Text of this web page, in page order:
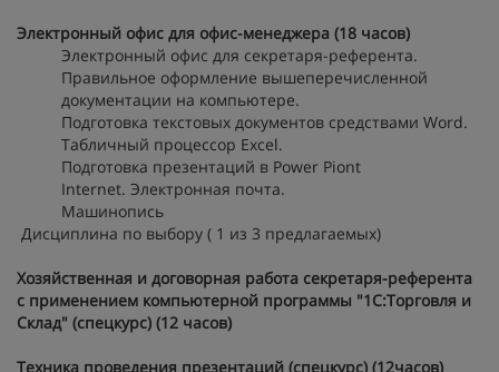
Электронный офис для офис-менеджера (18 часов)
Электронный офис для секретаря-референта.
Правильное оформление вышеперечисленной
документации на компьютере.
Подготовка текстовых документов средствами Word.
Табличный процессор Excel.
Подготовка презентаций в Power Piont
Internet. Электронная почта.
Машинопись
Дисциплина по выбору ( 1 из 3 предлагаемых)
Хозяйственная и договорная работа секретаря-референта
с применением компьютерной программы "1С:Торговля и
Склад" (спецкурс) (12 часов)
Техника проведения презентаций (спецкурс) (12часов)